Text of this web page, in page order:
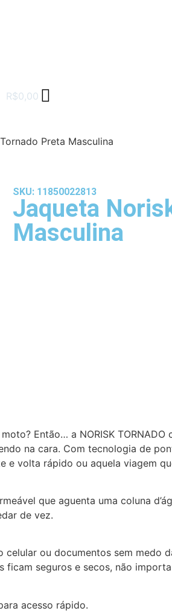
R$0,00
Preta Masculina
SKU: 11850022813
Jaqueta
Masculina
Então… a NORISK
na cara. Com tecnologia de
e volta rápido ou aquela viagem
que aguenta uma coluna
de vez.
ou documentos sem medo
seguros e secos, não
acesso rápido.